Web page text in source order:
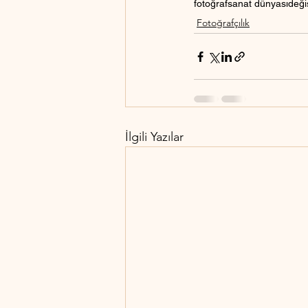
fotoğrafsanat dünyası
Fotoğrafçılık
İlgili Yazılar